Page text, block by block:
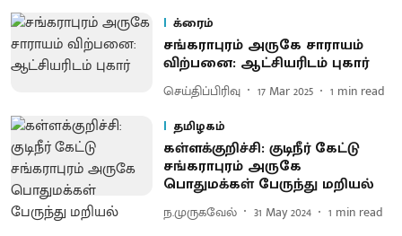
க்ரைம்
சங்கராபுரம் அருகே சாராயம்
விற்பனை: ஆட்சியரிடம் புகார்
செய்திப்பிரிவு 17 Mar 2025 1 min read
தமிழகம்
கள்ளக்குறிச்சி: குடிநீர் கேட்டு
சங்கராபுரம் அருகே
பொதுமக்கள் பேருந்து மறியல்
ந.முருகவேல் 31 May 2024 1 min read